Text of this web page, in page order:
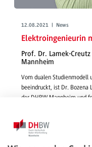
12.08.2021 | News
Elektroingenieurin
Prof. Dr. Lamek-
Mannheim
Vom dualen Studienmodell
beeindruckt, ist Dr. Bozena
der DHBW Mannheim und
Zusammenarbeit mit
Partnerunternehmen.
weiterlesen